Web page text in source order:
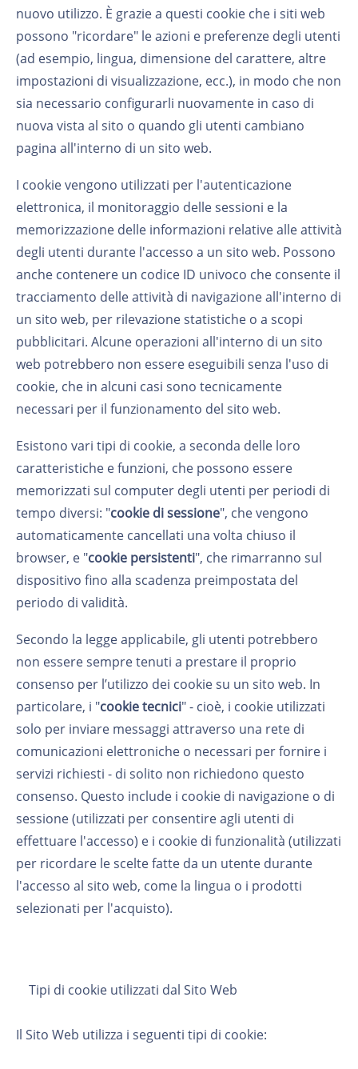
nuovo utilizzo. È grazie a questi cookie che i siti web
possono "ricordare" le azioni e preferenze degli utenti
(ad esempio, lingua, dimensione del carattere, altre
impostazioni di visualizzazione, ecc.), in modo che non
sia necessario configurarli nuovamente in caso di
nuova vista al sito o quando gli utenti cambiano
pagina all'interno di un sito web.
I cookie vengono utilizzati per l'autenticazione
elettronica, il monitoraggio delle sessioni e la
memorizzazione delle informazioni relative alle attività
degli utenti durante l'accesso a un sito web. Possono
anche contenere un codice ID univoco che consente il
tracciamento delle attività di navigazione all'interno di
un sito web, per rilevazione statistiche o a scopi
pubblicitari. Alcune operazioni all'interno di un sito
web potrebbero non essere eseguibili senza l'uso di
cookie, che in alcuni casi sono tecnicamente
necessari per il funzionamento del sito web.
Esistono vari tipi di cookie, a seconda delle loro
caratteristiche e funzioni, che possono essere
memorizzati sul computer degli utenti per periodi di
tempo diversi: "cookie di sessione", che vengono
automaticamente cancellati una volta chiuso il
browser, e "cookie persistenti", che rimarranno sul
dispositivo fino alla scadenza preimpostata del
periodo di validità.
Secondo la legge applicabile, gli utenti potrebbero
non essere sempre tenuti a prestare il proprio
consenso per l’utilizzo dei cookie su un sito web. In
particolare, i "cookie tecnici" - cioè, i cookie utilizzati
solo per inviare messaggi attraverso una rete di
comunicazioni elettroniche o necessari per fornire i
servizi richiesti - di solito non richiedono questo
consenso. Questo include i cookie di navigazione o di
sessione (utilizzati per consentire agli utenti di
effettuare l'accesso) e i cookie di funzionalità (utilizzati
per ricordare le scelte fatte da un utente durante
l'accesso al sito web, come la lingua o i prodotti
selezionati per l'acquisto).
Tipi di cookie utilizzati dal Sito Web
Il Sito Web utilizza i seguenti tipi di cookie: